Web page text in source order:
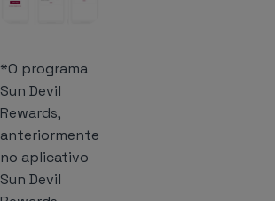
*O programa
Sun Devil
Rewards,
anteriormente
no aplicativo
Sun Devil